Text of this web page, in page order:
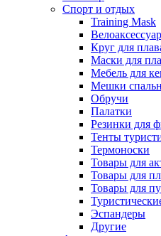
Спорт и отдых
Training Mask
Круг для
Маски для
Мебель для
Мешки
Обручи
Палатки
Резинки для
Тенты
Термоноски
Товары для
Товары для
Товары для
Эспандеры
Другие